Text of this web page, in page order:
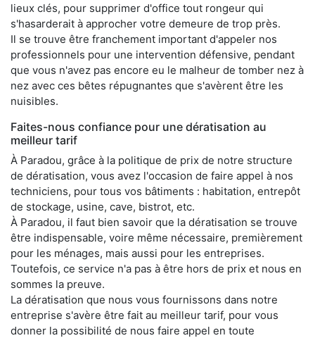
lieux clés, pour supprimer d'office tout rongeur qui
s'hasarderait à approcher votre demeure de trop près.
Il se trouve être franchement important d'appeler nos
professionnels pour une intervention défensive, pendant
que vous n'avez pas encore eu le malheur de tomber nez à
nez avec ces bêtes répugnantes que s'avèrent être les
nuisibles.
Faites-nous confiance pour une dératisation au
meilleur tarif
À Paradou, grâce à la politique de prix de notre structure
de dératisation, vous avez l'occasion de faire appel à nos
techniciens, pour tous vos bâtiments : habitation, entrepôt
de stockage, usine, cave, bistrot, etc.
À Paradou, il faut bien savoir que la dératisation se trouve
être indispensable, voire même nécessaire, premièrement
pour les ménages, mais aussi pour les entreprises.
Toutefois, ce service n'a pas à être hors de prix et nous en
sommes la preuve.
La dératisation que nous vous fournissons dans notre
entreprise s'avère être fait au meilleur tarif, pour vous
donner la possibilité de nous faire appel en toute